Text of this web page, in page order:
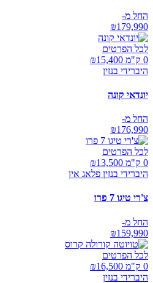
החל מ-
₪179,990
לכל הפרטים
0 ק"מ ₪
15,400
היברידי בנזין
יונדאי קונה
החל מ-
₪176,990
לכל הפרטים
0 ק"מ ₪
13,500
היברידי בנזין פלאג אין
צ'רי טיגו 7 פרו
החל מ-
₪159,990
לכל הפרטים
0 ק"מ ₪
16,500
היברידי בנזין